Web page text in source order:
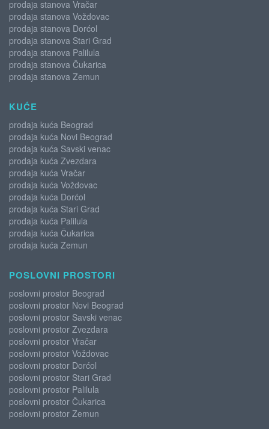
prodaja stanova Vračar
prodaja stanova Voždovac
prodaja stanova Dorćol
prodaja stanova Stari Grad
prodaja stanova Palilula
prodaja stanova Čukarica
prodaja stanova Zemun
KUĆE
prodaja kuća Beograd
prodaja kuća Novi Beograd
prodaja kuća Savski venac
prodaja kuća Zvezdara
prodaja kuća Vračar
prodaja kuća Voždovac
prodaja kuća Dorćol
prodaja kuća Stari Grad
prodaja kuća Palilula
prodaja kuća Čukarica
prodaja kuća Zemun
POSLOVNI PROSTORI
poslovni prostor Beograd
poslovni prostor Novi Beograd
poslovni prostor Savski venac
poslovni prostor Zvezdara
poslovni prostor Vračar
poslovni prostor Voždovac
poslovni prostor Dorćol
poslovni prostor Stari Grad
poslovni prostor Palilula
poslovni prostor Čukarica
poslovni prostor Zemun